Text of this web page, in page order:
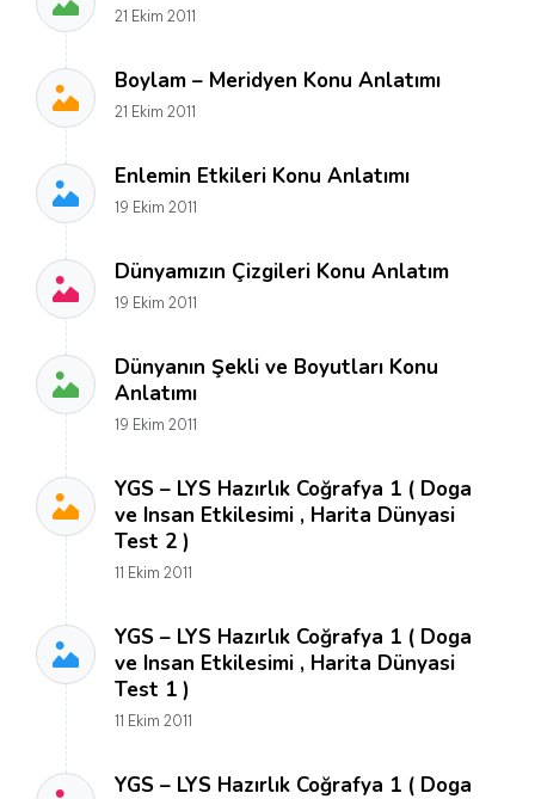
21 Ekim 2011
Boylam – Meridyen Konu Anlatımı
21 Ekim 2011
Enlemin Etkileri Konu Anlatımı
19 Ekim 2011
Dünyamızın Çizgileri Konu Anlatım
19 Ekim 2011
Dünyanın Şekli ve Boyutları Konu
Anlatımı
19 Ekim 2011
YGS – LYS Hazırlık Coğrafya 1 ( Doga
ve Insan Etkilesimi , Harita Dünyasi
Test 2 )
11 Ekim 2011
YGS – LYS Hazırlık Coğrafya 1 ( Doga
ve Insan Etkilesimi , Harita Dünyasi
Test 1 )
11 Ekim 2011
YGS – LYS Hazırlık Coğrafya 1 ( Doga